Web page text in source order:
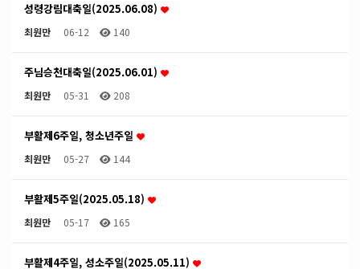
성령강림대축일(2025.06.08)
최원만 06-12 140
주님승천대축일(2025.06.01)
최원만 05-31 208
부활제6주일, 청소년주일
최원만 05-27 144
부활제5주일(2025.05.18)
최원만 05-17 165
부활제4주일, 성소주일(2025.05.11)